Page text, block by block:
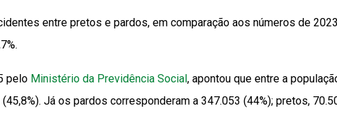
entre pretos e pardos, em comparação aos números de
pelo Ministério da Previdência Social, apontou que entre a
Já os pardos corresponderam a 347.053 (44%); pretos,